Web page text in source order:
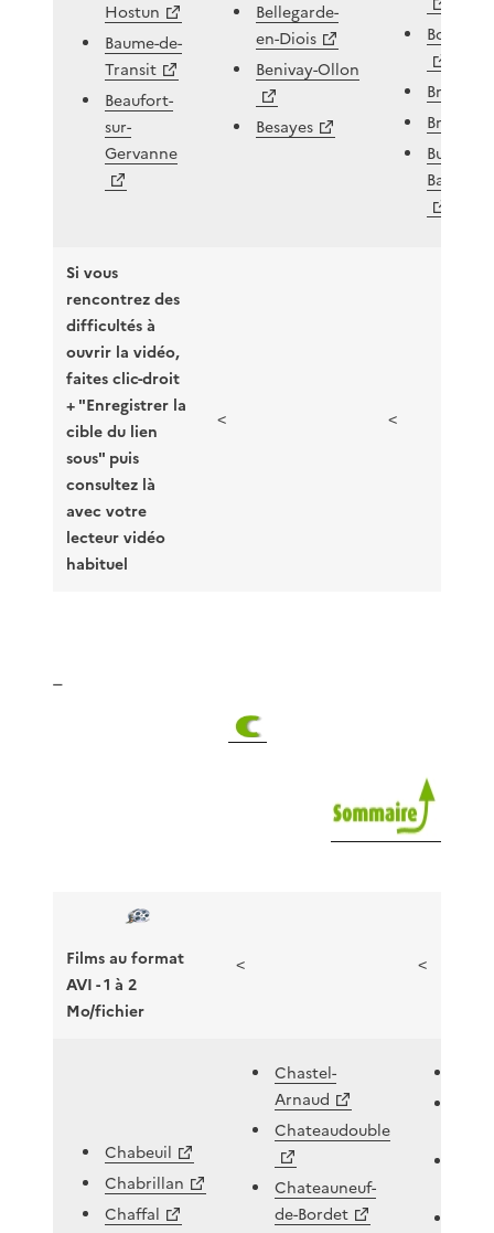
Hostun
Baume-de-
Transit
Beaufort-
sur-
Gervanne
Bellegarde-
en-Diois
Benivay-Ollon
Besayes
Bren
Brette
Buis-les-
Si vous
rencontrez des
difficultés à
ouvrir la vidéo,
faites clic-droit
+ "Enregistrer la
cible du lien
sous" puis
consultez là
avec votre
lecteur vidéo
habituel
< <
Films au format
AVI - 1 à 2
Mo/fichier
< <
Chabeuil
Chabrillan
Chaffal
Chastel-
Arnaud
Chateaudouble
Chateauneuf-
de-Bordet